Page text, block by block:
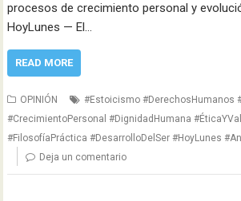
procesos de crecimiento personal y
HoyLunes — El…
READ MORE
OPINIÓN
#Estoicismo #DerechosHumanos
#CrecimientoPersonal #DignidadHumana
#FilosofíaPráctica #DesarrolloDelSer #HoyLunes
Deja un comentario